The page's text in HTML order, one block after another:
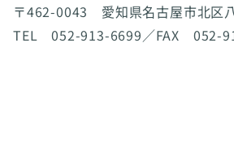
〒462-0043 愛知県名古屋市北区
TEL 052-913-6699／FAX 052-